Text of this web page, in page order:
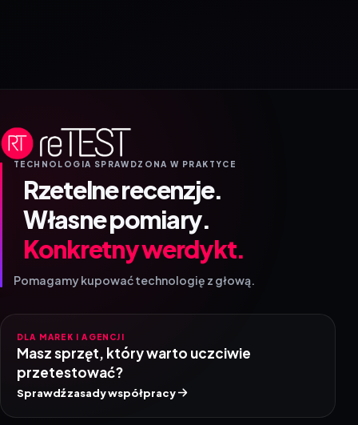
TECHNOLOGIA SPRAWDZONA W PRAKTYCE
Rzetelne recenzje.
Własne pomiary.
Konkretny werdykt.
Pomagamy kupować technologię z głową.
DLA MAREK I AGENCJI
Masz sprzęt, który warto uczciwie
przetestować?
Sprawdź zasady współpracy